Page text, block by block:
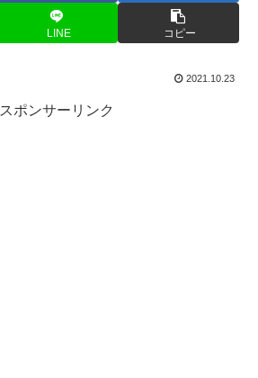
LINE コピー
2021.10.23
スポンサーリンク